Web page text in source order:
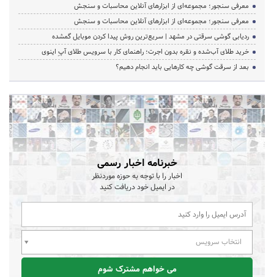
معرفی سنجور؛ مجموعه‌ای از ابزارهای آنلاین محاسبات و سنجش
معرفی سنجور؛ مجموعه‌ای از ابزارهای آنلاین محاسبات و سنجش
ردیابی گوشی سرقتی در مشهد | سریع‌ترین روش پیدا کردن موبایل گمشده
خرید طلای آب‌شده و نقره بدون اجرت؛ راهنمای کار با سرویس طلای آپِ اینوی
بعد از سرقت گوشی چه کارهایی باید انجام دهیم؟
خبرنامه اخبار رسمی
اخبار را با توجه به حوزه موردنظر
در ایمیل خود دریافت کنید
انتخاب سرویس
می خواهم مشترک شوم